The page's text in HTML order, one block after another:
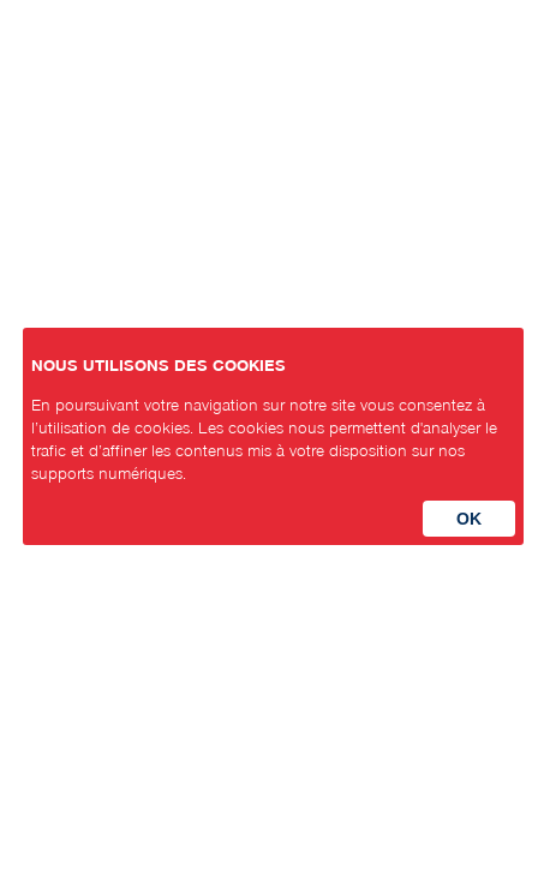
NOUS UTILISONS DES COOKIES
En poursuivant votre navigation sur notre site vous consentez à
l’utilisation de cookies. Les cookies nous permettent d'analyser le
trafic et d’affiner les contenus mis à votre disposition sur nos
supports numériques.